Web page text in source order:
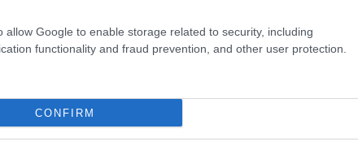
allow Google to enable storage related to security, including
functionality and fraud prevention, and other user protection.
CONFIRM
olyanok, mint az ikrek!
készült, és Liane nemrégiben
ötletekért egy esetleges